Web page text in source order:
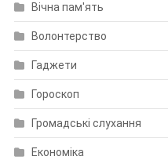
Вічна пам'ять
Волонтерство
Гаджети
Гороскоп
Громадські слухання
Економіка